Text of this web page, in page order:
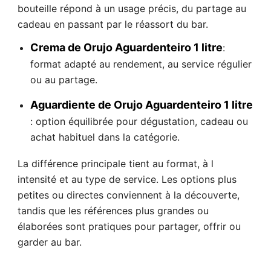
bouteille répond à un usage précis, du partage au
cadeau en passant par le réassort du bar.
Crema de Orujo Aguardenteiro 1 litre:
format adapté au rendement, au service régulier
ou au partage.
Aguardiente de Orujo Aguardenteiro 1 litre
: option équilibrée pour dégustation, cadeau ou
achat habituel dans la catégorie.
La différence principale tient au format, à l
intensité et au type de service. Les options plus
petites ou directes conviennent à la découverte,
tandis que les références plus grandes ou
élaborées sont pratiques pour partager, offrir ou
garder au bar.